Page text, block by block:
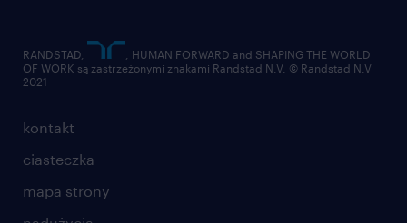
kontakt
ciasteczka
mapa strony
RANDSTAD,
, HUMAN FORWARD and SHAPING THE WORLD
OF WORK są zastrzeżonymi znakami Randstad N.V. © Randstad N.V
2021